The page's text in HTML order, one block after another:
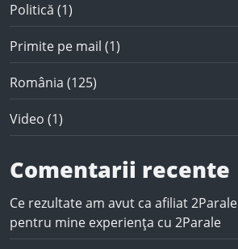
Politică (1)
Primite pe mail (1)
România (125)
Video (1)
Comentarii recente
Ce rezultate am avut ca afiliat 2Parale
pentru mine experiența cu 2Parale